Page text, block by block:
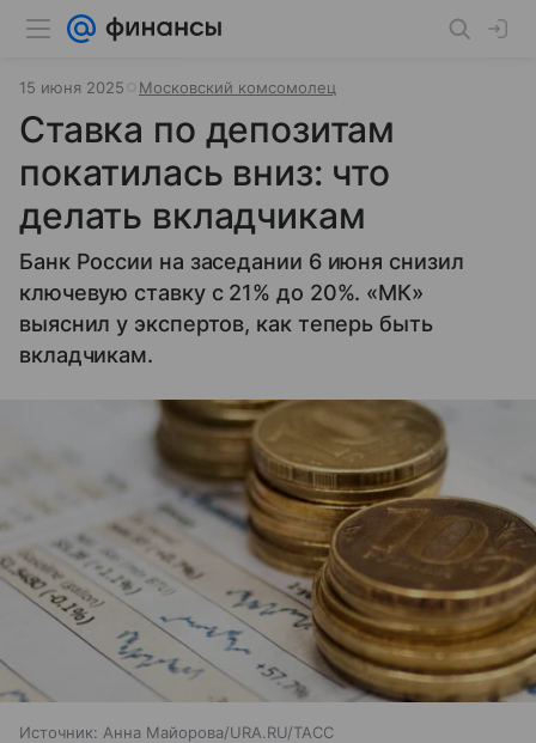
15 июня 2025 Московский комсомолец
Ставка по депозитам
покатилась вниз: что
делать вкладчикам
Банк России на заседании 6 июня снизил
ключевую ставку с 21% до 20%. «МК»
выяснил у экспертов, как теперь быть
вкладчикам.
Источник: Анна Майорова/URA.RU/ТАСС